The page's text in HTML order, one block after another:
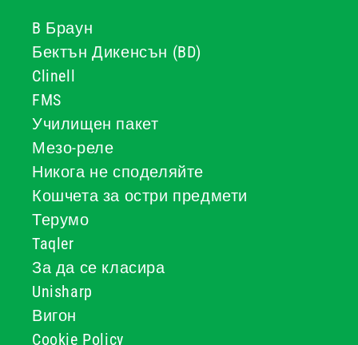
B Браун
Бектън Дикенсън (BD)
Clinell
FMS
Училищен пакет
Мезо-реле
Никога не споделяйте
Кошчета за остри предмети
Терумо
Taqler
За да се класира
Unisharp
Вигон
Cookie Policy